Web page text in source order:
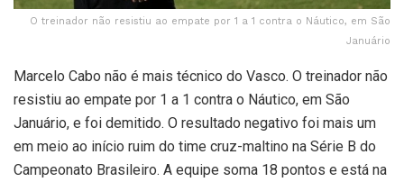
O treinador não resistiu ao empate por 1 a 1 contra o Náutico, em São
Januário
Marcelo Cabo não é mais técnico do Vasco. O treinador não
resistiu ao empate por 1 a 1 contra o Náutico, em São
Januário, e foi demitido. O resultado negativo foi mais um
em meio ao início ruim do time cruz-maltino na Série B do
Campeonato Brasileiro. A equipe soma 18 pontos e está na